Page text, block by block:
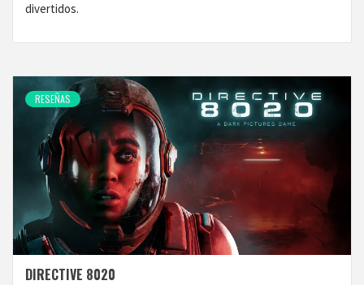
divertidos.
RESEÑAS
DIRECTIVE 8020